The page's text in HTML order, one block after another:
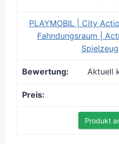
PLAYMOBIL | City
Fahndungsraum |
Aktuell
Produkt